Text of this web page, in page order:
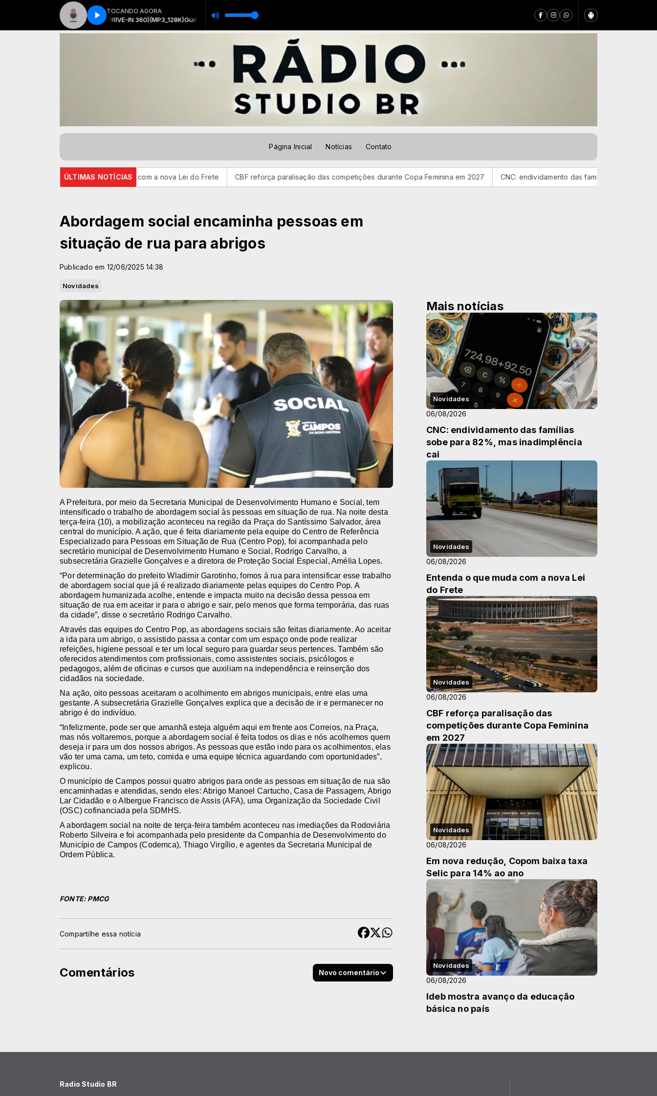
TOCANDO AGORA
Da City (DVD DRIVE-IN 360)(MP3_128K) Guilherme e Benuto part. Dj Guuga - Melhor Rolê Da City (DVD DRIVE-IN 360)(MP3_128K)
Página Inicial Notícias Contato
ÚLTIMAS NOTÍCIAS
Entenda o que muda com a nova Lei do Frete CBF reforça paralisação das competições durante Copa Feminina em 2027 CNC: endividamento das famílias sobe para 82%, mas
Abordagem social encaminha pessoas em
situação de rua para abrigos
Publicado em 12/06/2025 14:38
Novidades
A Prefeitura, por meio da Secretaria Municipal de Desenvolvimento Humano e Social, tem
intensificado o trabalho de abordagem social às pessoas em situação de rua. Na noite desta
terça-feira (10), a mobilização aconteceu na região da Praça do Santíssimo Salvador, área
central do município. A ação, que é feita diariamente pela equipe do Centro de Referência
Especializado para Pessoas em Situação de Rua (Centro Pop), foi acompanhada pelo
secretário municipal de Desenvolvimento Humano e Social, Rodrigo Carvalho, a
subsecretária Grazielle Gonçalves e a diretora de Proteção Social Especial, Amélia Lopes.
“Por determinação do prefeito Wladimir Garotinho, fomos à rua para intensificar esse trabalho
de abordagem social que já é realizado diariamente pelas equipes do Centro Pop. A
abordagem humanizada acolhe, entende e impacta muito na decisão dessa pessoa em
situação de rua em aceitar ir para o abrigo e sair, pelo menos que forma temporária, das ruas
da cidade”, disse o secretário Rodrigo Carvalho.
Através das equipes do Centro Pop, as abordagens sociais são feitas diariamente. Ao aceitar
a ida para um abrigo, o assistido passa a contar com um espaço onde pode realizar
refeições, higiene pessoal e ter um local seguro para guardar seus pertences. Também são
oferecidos atendimentos com profissionais, como assistentes sociais, psicólogos e
pedagogos, além de oficinas e cursos que auxiliam na independência e reinserção dos
cidadãos na sociedade.
Na ação, oito pessoas aceitaram o acolhimento em abrigos municipais, entre elas uma
gestante. A subsecretária Grazielle Gonçalves explica que a decisão de ir e permanecer no
abrigo é do indivíduo.
“Infelizmente, pode ser que amanhã esteja alguém aqui em frente aos Correios, na Praça,
mas nós voltaremos, porque a abordagem social é feita todos os dias e nós acolhemos quem
deseja ir para um dos nossos abrigos. As pessoas que estão indo para os acolhimentos, elas
vão ter uma cama, um teto, comida e uma equipe técnica aguardando com oportunidades”,
explicou.
O município de Campos possui quatro abrigos para onde as pessoas em situação de rua são
encaminhadas e atendidas, sendo eles: Abrigo Manoel Cartucho, Casa de Passagem, Abrigo
Lar Cidadão e o Albergue Francisco de Assis (AFA), uma Organização da Sociedade Civil
(OSC) cofinanciada pela SDMHS.
A abordagem social na noite de terça-feira também aconteceu nas imediações da Rodoviária
Roberto Silveira e foi acompanhada pelo presidente da Companhia de Desenvolvimento do
Município de Campos (Codemca), Thiago Virgílio, e agentes da Secretaria Municipal de
Ordem Pública.
FONTE: PMCG
Compartilhe essa notícia
Comentários Novo comentário
Mais notícias
Novidades
06/08/2026
CNC: endividamento das famílias
sobe para 82%, mas inadimplência
cai
Novidades
06/08/2026
Entenda o que muda com a nova Lei
do Frete
Novidades
06/08/2026
CBF reforça paralisação das
competições durante Copa Feminina
em 2027
Novidades
06/08/2026
Em nova redução, Copom baixa taxa
Selic para 14% ao ano
Novidades
06/08/2026
Ideb mostra avanço da educação
básica no país
Radio Studio BR